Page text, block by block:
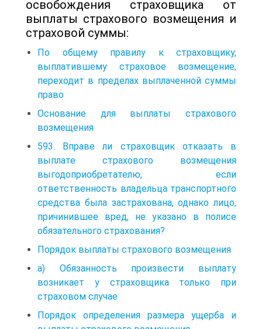
освобождения страховщика от
выплаты страхового возмещения и
страховой суммы:
По общему правилу к страховщику,
выплатившему страховое возмещение,
переходит в пределах выплаченной суммы
право
Основание для выплаты страхового
возмещения
593. Вправе ли страховщик отказать в
выплате страхового возмещения
выгодоприобретателю, если
ответственность владельца транспортного
средства была застрахована, однако лицо,
причинившее вред, не указано в полисе
обязательного страхования?
Порядок выплаты страхового возмещения
а) Обязанность произвести выплату
возникает у страховщика только при
страховом случае
Порядок определения размера ущерба и